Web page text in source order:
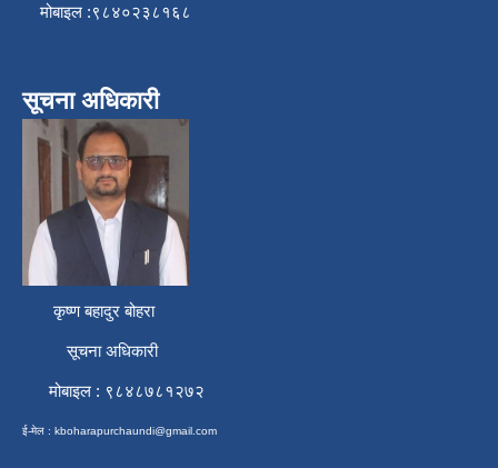
मोबाइल :९८४०२३८१६८
सूचना अधिकारी
कृष्ण बहादुर बोहरा
सूचना अधिकारी
मोबाइल : ९८४८७८१२७२
ई-मेल : kboharapurchaundi@gmail.com